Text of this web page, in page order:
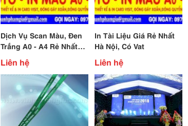
Dịch Vụ Scan Màu, Đen
Trắng A0 - A4 Rẻ Nhất
Hà Nội, Có Vat
Liên hệ
In Tài Liệu Giá Rẻ Nhất
Hà Nội, Có Vat
Liên hệ